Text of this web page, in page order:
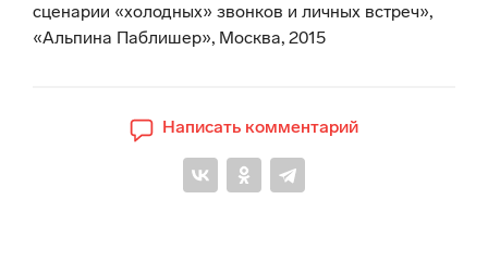
сценарии «холодных» звонков и личных встреч»,
«Альпина Паблишер», Москва, 2015
Написать комментарий